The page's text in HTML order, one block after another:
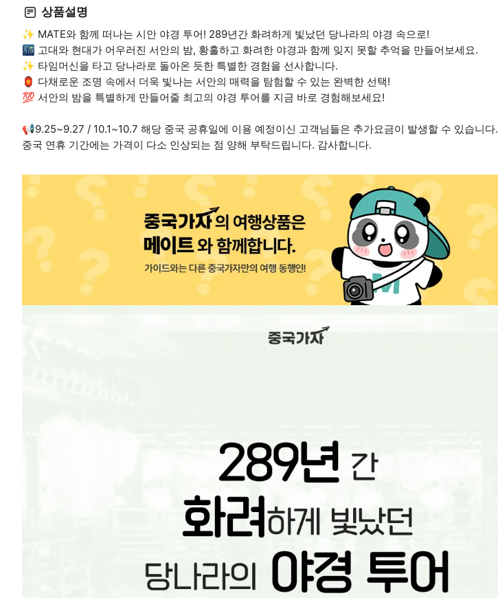
상품설명
✨ MATE와 함께 떠나는 시안 야경 투어! 289년간 화려하게 빛났던 당나라의 야경 속으로!
🌃 고대와 현대가 어우러진 서안의 밤, 황홀하고 화려한 야경과 함께 잊지 못할 추억을 만들어보세요.
✨ 타임머신을 타고 당나라로 돌아온 듯한 특별한 경험을 선사합니다.
🏮 다채로운 조명 속에서 더욱 빛나는 서안의 매력을 탐험할 수 있는 완벽한 선택!
💯 서안의 밤을 특별하게 만들어줄 최고의 야경 투어를 지금 바로 경험해보세요!
📢9.25~9.27 / 10.1~10.7 해당 중국 공휴일에 이용 예정이신 고객님들은 추가요금이 발생할 수 있습니다.
중국 연휴 기간에는 가격이 다소 인상되는 점 양해 부탁드립니다. 감사합니다.